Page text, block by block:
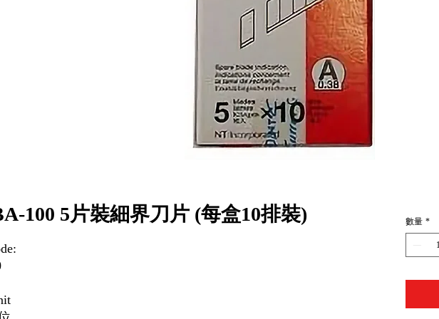
100 5片裝細界刀片 (每盒10排裝) 數量 *